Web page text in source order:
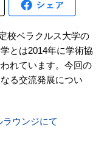
校ベラクルス大学の
とは2014年に学術協
れています。今回の
る交流発展につい